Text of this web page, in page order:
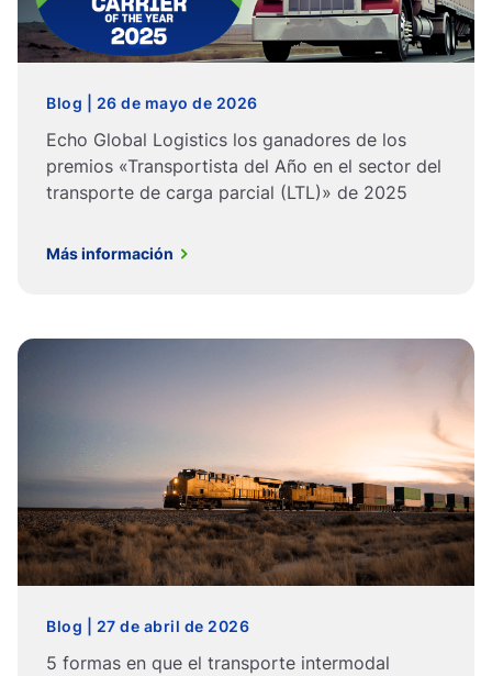
Blog | 26 de mayo de 2026
Echo Global Logistics los ganadores de los
premios «Transportista del Año en el sector del
transporte de carga parcial (LTL)» de 2025
Más información
Blog | 27 de abril de 2026
5 formas en que el transporte intermodal